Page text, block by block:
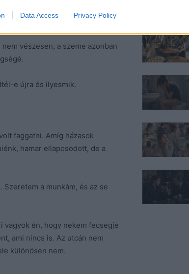
Data Access Privacy Policy
vészesen, a szeme azonban
e újra és ilyesmik.
faggatni. Amíg házasok
hamar ellaposodott, de a
a munkám, és az se
vagyok én, hogy nekem fecsegje
ami nincs is. Az utcán nem
különösen nem.